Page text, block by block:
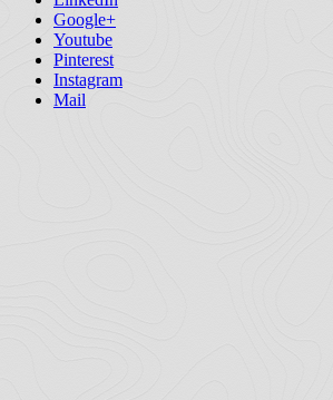
Google+
Youtube
Pinterest
Instagram
Mail